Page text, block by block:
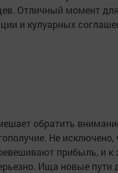
Отличный момент
и кулуарных
обратить
Не исключено,
прибыль, и к
Ища новые пути